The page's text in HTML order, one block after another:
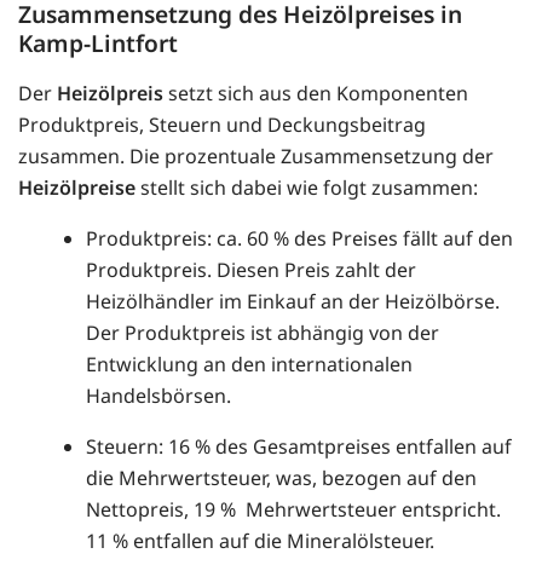
Zusammensetzung des Heizölpreises in
Kamp-Lintfort
Der Heizölpreissetzt sich aus den Komponenten
Produktpreis, Steuern und Deckungsbeitrag
zusammen. Die prozentuale Zusammensetzung der
Heizölpreisestellt sich dabei wie folgt zusammen:
Produktpreis: ca. 60 % des Preises fällt auf den
Produktpreis. Diesen Preis zahlt der
Heizölhändler im Einkauf an der Heizölbörse.
Der Produktpreis ist abhängig von der
Entwicklung an den internationalen
Handelsbörsen.
Steuern: 16 % des Gesamtpreises entfallen auf
die Mehrwertsteuer, was, bezogen auf den
Nettopreis, 19 % Mehrwertsteuer entspricht.
11 % entfallen auf die Mineralölsteuer.